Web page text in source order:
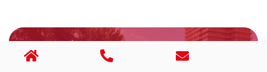
Elektrotechnische